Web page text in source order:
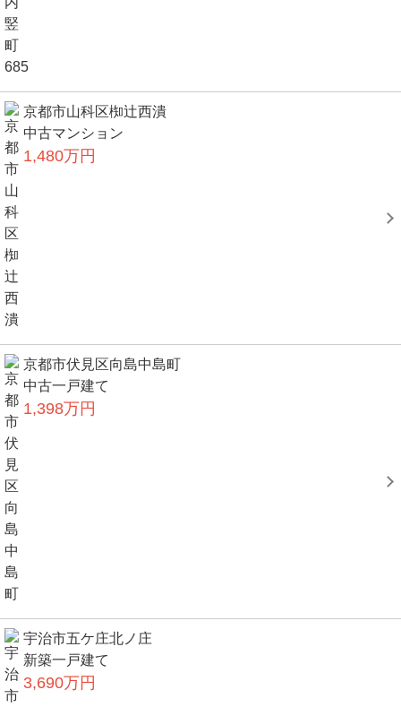
京都市山科区椥辻西潰
中古マンション
1,480万円
京都市伏見区向島中島町
中古一戸建て
1,398万円
宇治市五ケ庄北ノ庄
新築一戸建て
3,690万円